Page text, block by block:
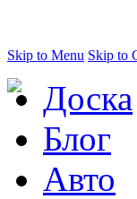
Skip to Menu Skip to
Доска
Блог
Авто